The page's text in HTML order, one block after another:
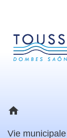
home
Vie municipale